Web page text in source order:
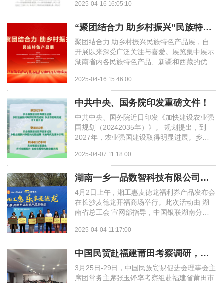
伦多举办中国一...
2025-04-16 16:05:10
“聚团结合力 助乡村振兴”民族特色产品展圆满闭幕
聚团结合力 助乡村振兴民族特色产品展，自
开展以来深受广泛关注与喜爱。展览集中展示
湖南省内各民族特色产品、新疆和西藏的优质
同时为乡村...
2025-04-16 15:46:00
中共中央、国务院印发重磅文件！
中共中央、国务院近日印发《加快建设农业强
国规划（20242035年）》。 规划提出，到
2027年，农业强国建设取得明显进展。乡村
上新台阶。到2035年，...
2025-04-07 11:18:00
湖南一乡一品数智科技有限公司成为湖南省总工会“湘工惠”平台服务商
4月2日上午，湘工惠麦德龙福利券产品发布会
在长沙麦德龙开福商场举行。此次活动由 湖
南省总工会 宣网部指导，中国银联湖南分公
南日报新媒体...
2025-04-04 11:17:00
中国民贸赴福建莆田考察调研，深化一乡一品赋能乡村振兴战略
3月25日-29日，中国民族贸易促进会理事会主
席团常务主席张玉锋率考察组赴福建省莆田市